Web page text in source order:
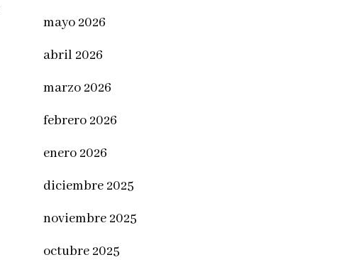
mayo 2026
abril 2026
marzo 2026
febrero 2026
enero 2026
diciembre 2025
noviembre 2025
octubre 2025